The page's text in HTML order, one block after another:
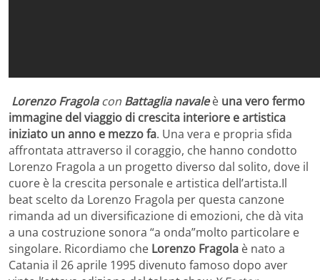
Lorenzo Fragolacon Battaglia navaleè una vero fermo
immagine del viaggio di crescita interiore e artistica
iniziato un anno e mezzo fa. Una vera e propria sfida
affrontata attraverso il coraggio, che hanno condotto
Lorenzo Fragola a un progetto diverso dal solito, dove il
cuore è la crescita personale e artistica dell’artista.Il
beat scelto da Lorenzo Fragola per questa canzone
rimanda ad un diversificazione di emozioni, che dà vita
a una costruzione sonora “a onda”molto particolare e
singolare. Ricordiamo che Lorenzo Fragola è nato a
Catania il 26 aprile 1995 divenuto famoso dopo aver